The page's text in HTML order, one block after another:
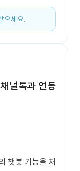
으세요.
널톡과 연동
챗봇 기능을 채